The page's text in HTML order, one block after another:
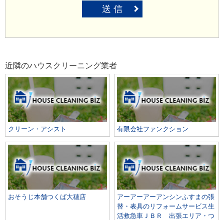
送 信
近隣のハウスクリーニング業者
クリーン・アシスト 有限会社ファンクション
おそうじ本舗つくば大穂店
アーアーアーアンシンふすまの張
替・表具のリフォームサービス生
活救急車ＪＢＲ 出張エリア・つ